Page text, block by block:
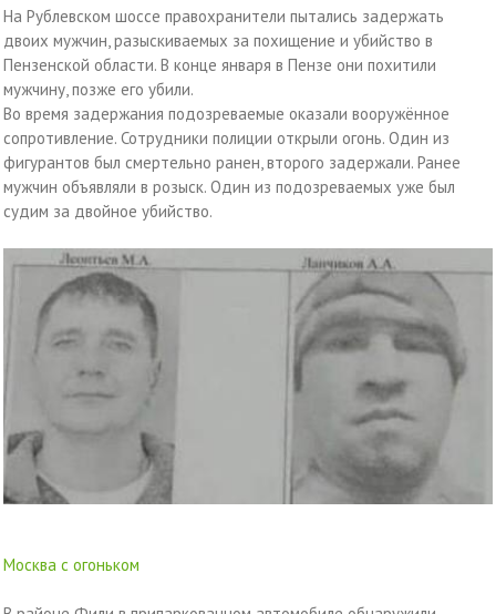
На Рублевском шоссе правохранители пытались задержать
двоих мужчин, разыскиваемых за похищение и убийство в
Пензенской области. В конце января в Пензе они похитили
мужчину, позже его убили.
Во время задержания подозреваемые оказали вооружённое
сопротивление. Сотрудники полиции открыли огонь. Один из
фигурантов был смертельно ранен, второго задержали. Ранее
мужчин объявляли в розыск. Один из подозреваемых уже был
судим за двойное убийство.
Москва с огоньком